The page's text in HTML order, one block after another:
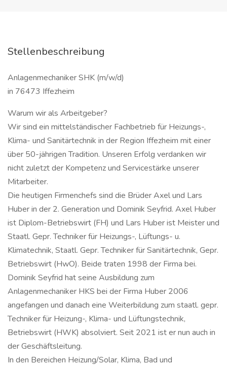
Stellenbeschreibung
Anlagenmechaniker SHK (m/w/d)
in 76473 Iffezheim
Warum wir als Arbeitgeber?
Wir sind ein mittelständischer Fachbetrieb für Heizungs-,
Klima- und Sanitärtechnik in der Region Iffezheim mit einer
über 50-jährigen Tradition. Unseren Erfolg verdanken wir
nicht zuletzt der Kompetenz und Servicestärke unserer
Mitarbeiter.
Die heutigen Firmenchefs sind die Brüder Axel und Lars
Huber in der 2. Generation und Dominik Seyfrid. Axel Huber
ist Diplom-Betriebswirt (FH) und Lars Huber ist Meister und
Staatl. Gepr. Techniker für Heizungs-, Lüftungs- u.
Klimatechnik, Staatl. Gepr. Techniker für Sanitärtechnik, Gepr.
Betriebswirt (HwO). Beide traten 1998 der Firma bei.
Dominik Seyfrid hat seine Ausbildung zum
Anlagenmechaniker HKS bei der Firma Huber 2006
angefangen und danach eine Weiterbildung zum staatl. gepr.
Techniker für Heizung-, Klima- und Lüftungstechnik,
Betriebswirt (HWK) absolviert. Seit 2021 ist er nun auch in
der Geschäftsleitung.
In den Bereichen Heizung/Solar, Klima, Bad und